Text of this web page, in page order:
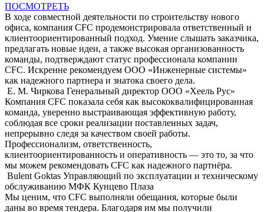
ПОСМОТРЕТЬ
В ходе совместной деятельности по строительству нового
офиса, компания CFC продемонстрировала ответственный и
клиентоориентированный подход. Умение слышать заказчика,
предлагать новые идеи, а также высокая организованность
команды, подтверждают статус профессионала компании
CFC. Искренне рекомендуем ООО «Инженерные системы»
как надежного партнера и знатока своего дела.
Е. М. Чиркова Генеральный директор ООО «Хеель Рус»
Компания CFC показала себя как высококвалифицированная
команда, уверенно выстраивающая эффективную работу,
соблюдая все сроки реализации поставленных задач,
непрерывно следя за качеством своей работы.
Профессионализм, ответственность,
клиентоориентированность и оперативность — это то, за что
мы можем рекомендовать CFC как надежного партнёра.
Bulent Goktas Управляющий по эксплуатации и техническому
обслуживанию МФК Кунцево Плаза
Мы ценим, что CFC выполняли обещания, которые были
даны во время тендера. Благодаря им мы получили